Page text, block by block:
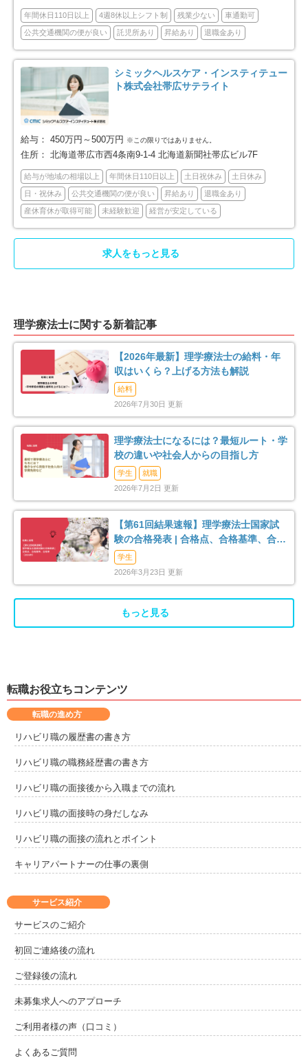
千歳市 16 滝川市 6
深川市 2 富良野市 3
登別市 4 恵庭市 11
伊達市 8
石狩市 11 北斗市 2
石狩郡当別町 4 石狩郡新篠津村 1
茅部郡森町
磯谷郡蘭越町 1
岩内郡岩内町 1 古宇郡泊村 2
余市郡余市町 5
夕張郡由仁町 2 夕張郡長沼町 2
夕張郡栗山町 1 樺戸郡浦臼町 1
苫前郡羽幌町
利尻郡利尻富士町 網走郡美幌町 3
斜里郡清里町 2
紋別郡遠軽町 2 有珠郡壮瞥町 2
白老郡白老町 虻田郡洞爺湖町
日高郡新ひだか町 6 河東郡音更町 8
河西郡芽室町 1
広尾郡広尾町 1
中川郡池田町 釧路郡釧路町
川上郡弟子屈町 2
白糠郡白糠町 2
年間休日110日以上 4週8休以上シフト制 残業少ない 車通勤可
公共交通機関の便が良い 託児所あり 昇給あり 退職金あり
シミックヘルスケア・インスティテュー
ト株式会社帯広サテライト
給与： 450万円～500万円 ※この限りではありません。
住所： 北海道帯広市西4条南9-1-4 北海道新聞社帯広ビル7F
給与が地域の相場以上 年間休日110日以上 土日祝休み 土日休み
日・祝休み 公共交通機関の便が良い 昇給あり 退職金あり
産休育休が取得可能 未経験歓迎 経営が安定している
求人をもっと見る
理学療法士に関する新着記事
【2026年最新】理学療法士の給料・年
収はいくら？上げる方法も解説
給料
2026年7月30日 更新
理学療法士になるには？最短ルート・学
校の違いや社会人からの目指し方
学生
就職
2026年7月2日 更新
【第61回結果速報】理学療法士国家試
験の合格発表 | 合格点、合格基準、合格
率（2026年）
学生
2026年3月23日 更新
もっと見る
転職お役立ちコンテンツ
サービス紹介
サービスのご紹介
初回ご連絡後の流れ
ご登録後の流れ
未募集求人へのアプローチ
ご利用者様の声（口コミ）
よくあるご質問
転職の進め方
リハビリ職の履歴書の書き方
リハビリ職の職務経歴書の書き方
リハビリ職の面接後から入職までの流れ
リハビリ職の面接時の身だしなみ
リハビリ職の面接の流れとポイント
キャリアパートナーの仕事の裏側